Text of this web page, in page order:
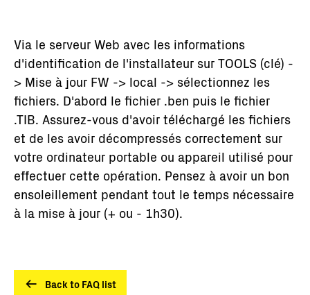
Via le serveur Web avec les informations
d'identification de l'installateur sur TOOLS (clé) -
> Mise à jour FW -> local -> sélectionnez les
fichiers. D'abord le fichier .ben puis le fichier
.TIB. Assurez-vous d'avoir téléchargé les fichiers
et de les avoir décompressés correctement sur
votre ordinateur portable ou appareil utilisé pour
effectuer cette opération. Pensez à avoir un bon
ensoleillement pendant tout le temps nécessaire
à la mise à jour (+ ou - 1h30).
Back to FAQ list